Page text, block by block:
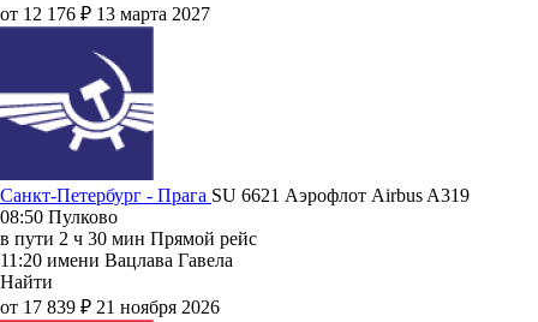
от 12 176 ₽ 13 марта 2027
Санкт-Петербург - Прага SU 6621 Аэрофлот Airbus A319
08:50 Пулково
в пути 2 ч 30 мин Прямой рейс
11:20 имени Вацлава Гавела
Найти
от 17 839 ₽ 21 ноября 2026